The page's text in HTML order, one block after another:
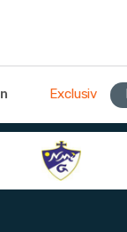
Exclusiv